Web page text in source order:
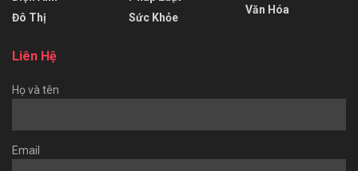
Đô Thị
Sức Khỏe
Văn Hóa
Liên Hệ
Họ và tên
Email